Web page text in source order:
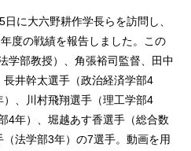
に大六野耕作学長らを訪問し、
度の戦績を報告しました。この
学部教授）、角張裕司監督、田中
井幹太選手（政治経済学部4
、川村飛翔選手（理工学部4
4年）、堀越あす香選手（総合数
法学部3年）の7選手。動画を用